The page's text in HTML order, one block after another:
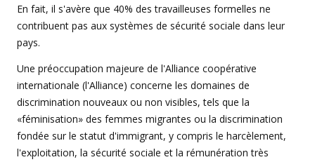
En fait, il s'avère que 40% des travailleuses formelles ne
contribuent pas aux systèmes de sécurité sociale dans leur
pays.
Une préoccupation majeure de l'Alliance coopérative
internationale (l'Alliance) concerne les domaines de
discrimination nouveaux ou non visibles, tels que la
«féminisation» des femmes migrantes ou la discrimination
fondée sur le statut d'immigrant, y compris le harcèlement,
l'exploitation, la sécurité sociale et la rémunération très